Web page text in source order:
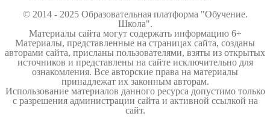
© 2014 - 2025 Образовательная платформа "Обучение.
Школа".
Материалы сайта могут содержать информацию 6+
Материалы, представленные на страницах сайта, созданы
авторами сайта, присланы пользователями, взяты из открытых
источников и представлены на сайте исключительно для
ознакомления. Все авторские права на материалы
принадлежат их законным авторам.
Использование материалов данного ресурса допустимо только
с разрешения администрации сайта и активной ссылкой на
сайт.